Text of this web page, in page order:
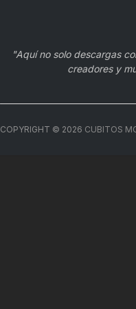
"Aquí no solo descargas
creadores y
COPYRIGHT © 2026 CUBITOS